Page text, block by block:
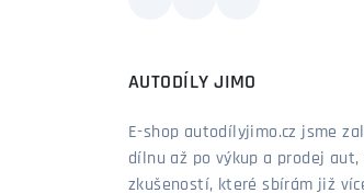
AUTODÍLY JIMO
E-shop autodílyjimo.cz jsme
dílnu až po výkup a prodej
zkušeností, které sbírám již